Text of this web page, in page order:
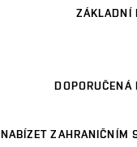
ZÁKLADNÍ
DOPORUČENÁ
NABÍZET ZAHRANIČNÍM